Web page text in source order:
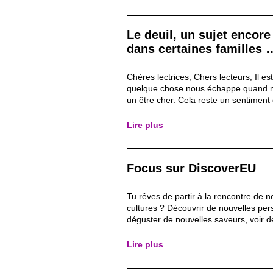
Le deuil, un sujet
dans certaines familles
Chères lectrices, Chers lecteurs, Il
quelque chose nous échappe quand
un être cher. Cela reste un sentiment
certains, difficile à affronter pour
Lire plus
Focus sur DiscoverEU
Tu rêves de partir à la rencontre de
cultures ? Découvrir de nouvelles
déguster de nouvelles saveurs, voir
Suède ? Et faire tout cela à l’aide d’un
viens...
Lire plus